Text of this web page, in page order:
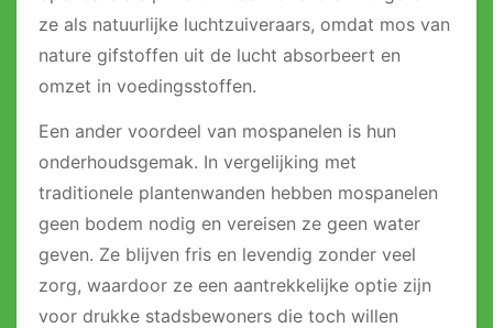
ze als natuurlijke luchtzuiveraars, omdat mos van
nature gifstoffen uit de lucht absorbeert en
omzet in voedingsstoffen.
Een ander voordeel van mospanelen is hun
onderhoudsgemak. In vergelijking met
traditionele plantenwanden hebben mospanelen
geen bodem nodig en vereisen ze geen water
geven. Ze blijven fris en levendig zonder veel
zorg, waardoor ze een aantrekkelijke optie zijn
voor drukke stadsbewoners die toch willen